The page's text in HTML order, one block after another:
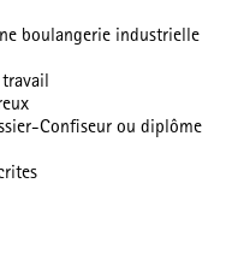
boulangerie industrielle
Confiseur ou diplôme